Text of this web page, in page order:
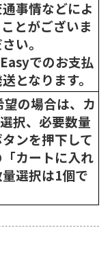
事情などによ
とがございま
い。
でのお支払
となります。
の場合は、カ
択、必要数量
ンを押下して
カートに入れ
選択は1個で